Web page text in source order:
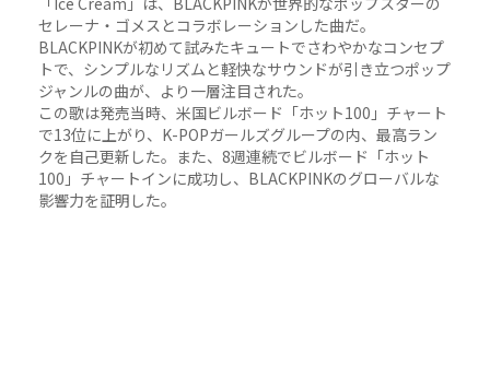
セレーナ・ゴメスとコラボレーションした曲だ。
BLACKPINKが初めて試みたキュートでさわやかなコンセプ
トで、シンプルなリズムと軽快なサウンドが引き立つポップ
ジャンルの曲が、より一層注目された。
この歌は発売当時、米国ビルボード「ホット100」チャート
で13位に上がり、K-POPガールズグループの内、最高ラン
クを自己更新した。また、8週連続でビルボード「ホット
100」チャートインに成功し、BLACKPINKのグローバルな
影響力を証明した。